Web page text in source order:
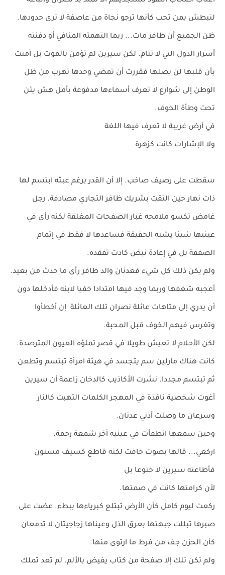
لتبطش بمن تحب كأنها ترجو نجاة من عاصفة لا ترى حدودها.
ظن الجميع أن ظافر مات... ربما التهمته المنافي أو دفنته
أسرار الدول التي لا تنام. لكن سيرين لم تؤمن بالموت بل آمنت
بأن قلبها لن يضلها فقررت أن تمضي وحدها تهرب من ظل
الوطن إلى شوارع لا تعرف أسماءها مدفوعة بأمل هش يئن
تحت وطأة الخوف.
في أرض غريبة لا تعرف فيها اللغة
ولا الإشارات كانت كزهرة
سقطت على رصيف صاخب. إلا أن القدر برغم عبثه ابتسم لها
ذات نهار حين التقت بشريك ظافر التجاري مصادفة. رجل
غامض تكسو ملامحه غبار الصفحات المغلقة لكنه رأى في
عينيها شيئا يشبه الحقيقة فساعدها لا فقط في إتمام
الصفقة بل في إعادة نبض كادت تفقده.
ولم يكن ذلك كل شيء فعدنان والد ظافر رأى ما حدث من بعيد.
أعجبه شغفها وربما وجد فيها امتدادا خفيا لابنه فأدخلها دون
أن يدري إلى متاهات عائلة نصران تلك العائلة إن أخطأوا
وتغرس فيهم الخوف قبل المحبة.
لكن الأحلام لا تعيش طويلا في قصر تملؤه العيون المترصدة.
كانت هناك مارلين سم يتجسد في هيئة امرأة تبتسم وتطعن
ثم تبتسم مجددا. نشرت الأكاذيب كالدخان زاعمة أن سيرين
أغوت شخصية نافذة في المهجر الكلمات التهبت كالنار
وسرعان ما وصلت أذني عدنان.
وحين سمعها انطفأت في عينيه آخر شمعة رحمة.
اركعي... قالها بصوت خافت لكنه قاطع كسيف مسنون
فأطاعته سيرين لا خنوعا بل
لأن كرامتها كانت في صمتها.
ركعت ليوم كامل كأن الأرض تبتلع كبرياءها ببطء. عضت على
صبرها تبللت جبهتها بعرق الذل وعيناها زجاجيتان لا تدمعان
كأن الحزن جف من فرط ما ارتوى منها.
ولم تكن تلك إلا صفحة من كتاب يفيض بالألم. لم تعد تملك